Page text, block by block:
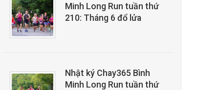
Minh Long Run tuần thứ
210: Tháng 6 đổ lửa
Nhật ký Chay365 Bình
Minh Long Run tuần thứ